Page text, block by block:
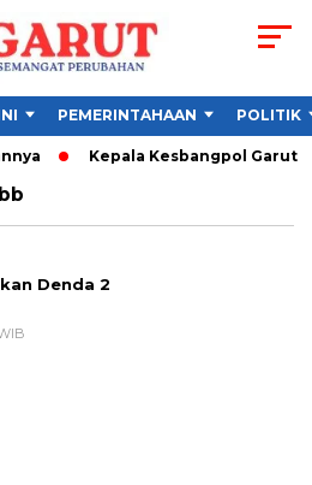
PEMERINTAHAAN POLITIK
Kepala Kesbangpol Garut
Denda 2